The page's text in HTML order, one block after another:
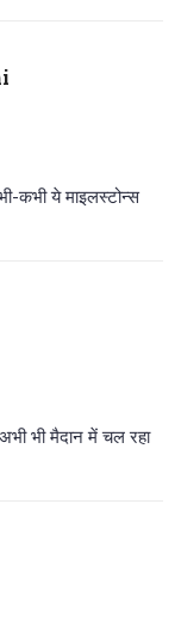
कभी ये माइलस्टोन्स
भी मैदान में चल रहा